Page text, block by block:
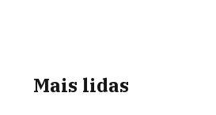
Mais lidas